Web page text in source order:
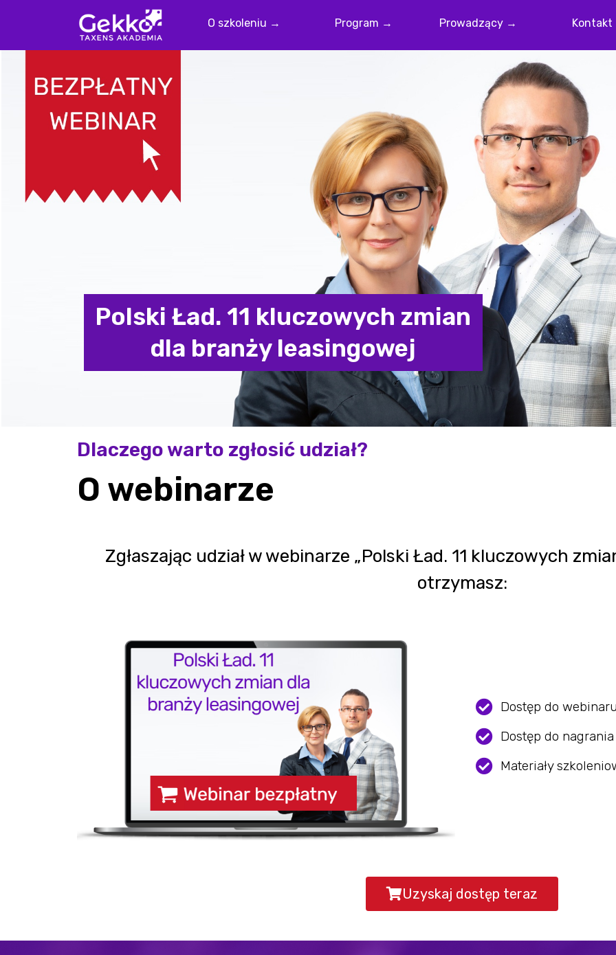
O szkoleniu → Program → Prowadzący →
Polski Ład. 11 kluczowych zmian
dla branży leasingowej
Dlaczego warto zgłosić udział?
O webinarze
Zgłaszając udział w webinarze „Polski Ład. 11 kluczowych
otrzymasz:
Dostęp do webinaru
Dostęp do
Materiały
Uzyskaj dostęp teraz